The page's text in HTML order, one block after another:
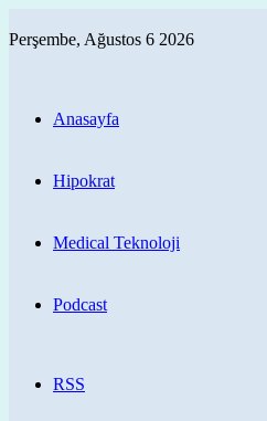
Perşembe, Ağustos 6 2026
Anasayfa
Hipokrat
Medical Teknoloji
Podcast
RSS